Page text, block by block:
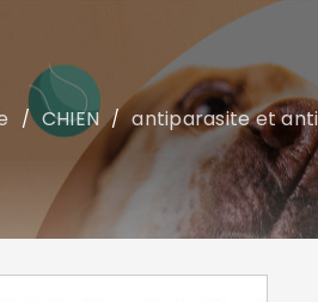
/ CHIEN / antiparasite et